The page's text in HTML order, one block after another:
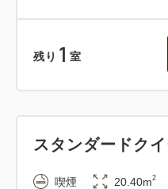
残り 1 室
スタンダードクイ
喫煙 20.40m2